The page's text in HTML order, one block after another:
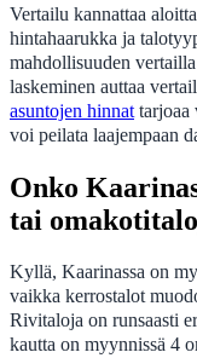
Vertailu kannattaa
hintahaarukka ja
mahdollisuuden
laskeminen auttaa
asuntojen hinnat tarjoaa
voi peilata laajempaan
Onko
tai
Kyllä, Kaarinassa on
vaikka kerrostalot
Rivitaloja on runsaasti
kautta on myynnissä 4